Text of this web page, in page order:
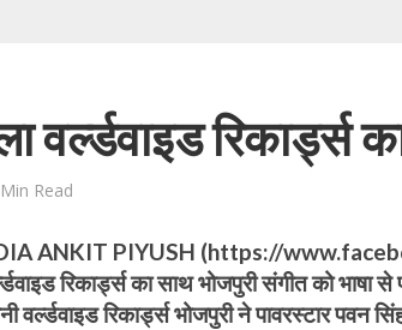
वर्ल्डवाइड रिकार्ड्स
Read
ANKIT PIYUSH (https://
रिकार्ड्स का साथ भोजपुरी संगीत को
रिकार्ड्स भोजपुरी ने पावरस्टार पवन